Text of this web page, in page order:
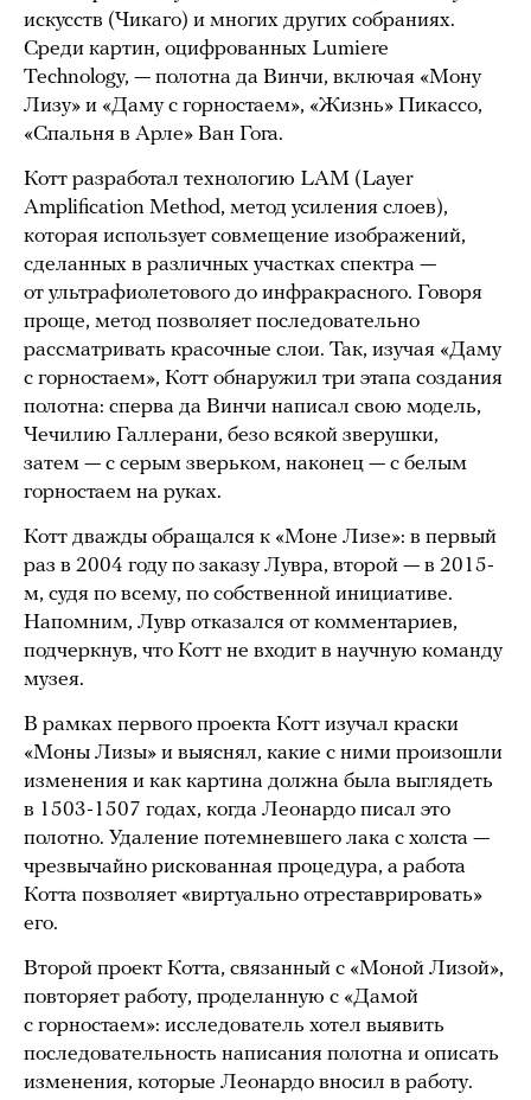
искусств (Чикаго) и многих других собраниях.
Среди картин, оцифрованных Lumiere
Technology, — полотна да Винчи, включая «Мону
Лизу» и «Даму с горностаем», «Жизнь» Пикассо,
«Спальня в Арле» Ван Гога.
Котт разработал технологию LAM (Layer
Amplification Method, метод усиления слоев),
которая использует совмещение изображений,
сделанных в различных участках спектра —
от ультрафиолетового до инфракрасного. Говоря
проще, метод позволяет последовательно
рассматривать красочные слои. Так, изучая «Даму
с горностаем», Котт обнаружил три этапа создания
полотна: сперва да Винчи написал свою модель,
Чечилию Галлерани, безо всякой зверушки,
затем — с серым зверьком, наконец — с белым
горностаем на руках.
Котт дважды обращался к «Моне Лизе»: в первый
раз в 2004 году по заказу Лувра, второй — в 2015-
м, судя по всему, по собственной инициативе.
Напомним, Лувр отказался от комментариев,
подчеркнув, что Котт не входит в научную команду
музея.
В рамках первого проекта Котт изучал краски
«Моны Лизы» и выяснял, какие с ними произошли
изменения и как картина должна была выглядеть
в 1503-1507 годах, когда Леонардо писал это
полотно. Удаление потемневшего лака с холста —
чрезвычайно рискованная процедура, а работа
Котта позволяет «виртуально отреставрировать»
его.
Второй проект Котта, связанный с «Моной Лизой»,
повторяет работу, проделанную с «Дамой
с горностаем»: исследователь хотел выявить
последовательность написания полотна и описать
изменения, которые Леонардо вносил в работу.